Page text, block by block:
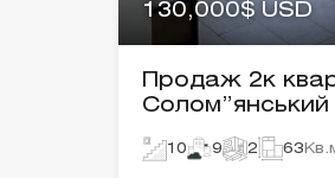
130,000$ USD
Продаж 2к
Солом”янський
10 9 2 63